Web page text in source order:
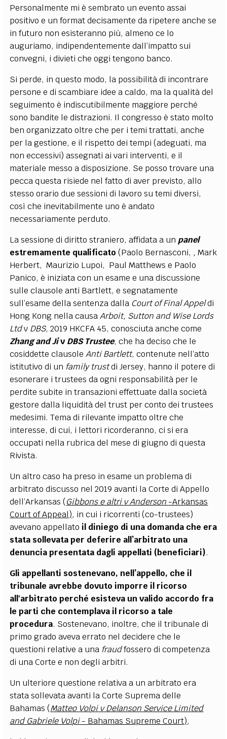
Personalmente mi è sembrato un evento assai
positivo e un format decisamente da ripetere anche se
in futuro non esisteranno più, almeno ce lo
auguriamo, indipendentemente dall’impatto sui
convegni, i divieti che oggi tengono banco.
Si perde, in questo modo, la possibilità di incontrare
persone e di scambiare idee a caldo, ma la qualità del
seguimento è indiscutibilmente maggiore perché
sono bandite le distrazioni. Il congresso è stato molto
ben organizzato oltre che per i temi trattati, anche
per la gestione, e il rispetto dei tempi (adeguati, ma
non eccessivi) assegnati ai vari interventi, e il
materiale messo a disposizione. Se posso trovare una
pecca questa risiede nel fatto di aver previsto, allo
stesso orario due sessioni di lavoro su temi diversi,
così che inevitabilmente uno è andato
necessariamente perduto.
La sessione di diritto straniero, affidata a un panel
estremamente qualificato (Paolo Bernasconi, ,Mark
Herbert, Maurizio Lupoi, Paul Matthews e Paolo
Panico, è iniziata con un esame e una discussione
sulle clausole anti Bartlett, e segnatamente
sull’esame della sentenza dalla Court of Final Appeldi
Hong Kong nella causaArboit, Sutton and Wise Lords
Ltdv DBS, 2019 HKCFA 45, conosciuta anche come
Zhang and Jiv DBS Trustee, che ha deciso che le
cosiddette clausoleAnti Bartlett, contenute nell’atto
istitutivo di un family trustdi Jersey, hanno il potere di
esonerare i trustees da ogni responsabilità per le
perdite subite in transazioni effettuate dalla società
gestore dalla liquidità del trust per conto dei trustees
medesimi. Tema di rilevante impatto oltre che
interesse, di cui, i lettori ricorderanno, ci si era
occupati nella rubrica del mese di giugno di questa
Rivista.
Un altro caso ha preso in esame un problema di
arbitrato discusso nel 2019 avanti la Corte di Appello
dell’Arkansas (Gibbons e altri v Anderson -Arkansas
Court of Appeal), in cui i ricorrenti (co-trustees)
avevano appellato il diniego di una domanda che era
stata sollevata per deferire all’arbitrato una
denuncia presentata dagli appellati (beneficiari).
Gli appellanti sostenevano, nell’appello, che il
tribunale avrebbe dovuto imporre il ricorso
all'arbitrato perché esisteva un valido accordo fra
le parti che contemplava il ricorso a tale
procedura. Sostenevano, inoltre, che il tribunale di
primo grado aveva errato nel decidere che le
questioni relative a una fraudfossero di competenza
di una Corte e non degli arbitri.
Un ulteriore questione relativa a un arbitrato era
stata sollevata avanti la Corte Suprema delle
Bahamas (Matteo Volpi v Delanson Service Limited
and Gabriele Volpi- Bahamas Supreme Court),